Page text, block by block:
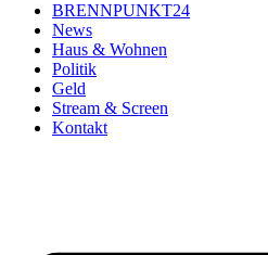
BRENNPUNKT24
News
Haus & Wohnen
Politik
Geld
Stream & Screen
Kontakt